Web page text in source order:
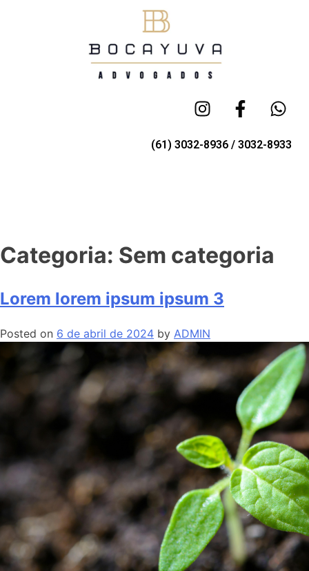
(61) 3032-8936 / 3032-8933
Categoria: Sem categoria
Lorem lorem ipsum ipsum 3
Posted on 6 de abril de 2024 by ADMIN